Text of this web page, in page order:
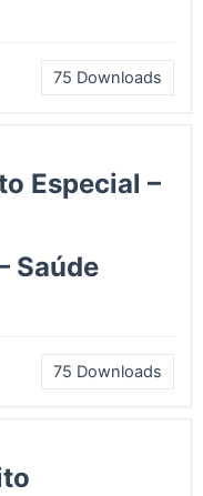
75 Downloads
Especial –
Saúde
75 Downloads